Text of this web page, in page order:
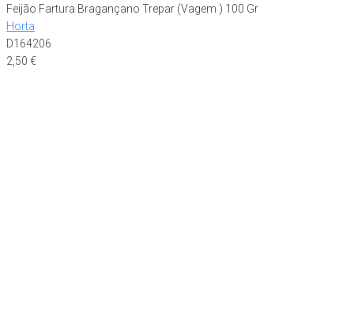
Feijão Fartura Bragançano Trepar (Vagem ) 100 Gr
Horta
D164206
2,50 €